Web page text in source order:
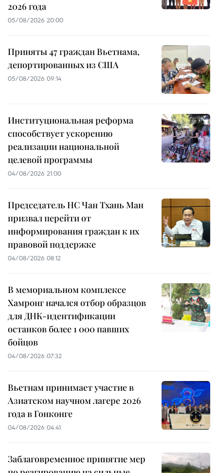
2026 года
05/08/2026 20:00
Приняты 47 граждан Вьетнама,
депортированных из США
05/08/2026 09:14
Институциональная реформа
способствует ускорению
реализации национальной
целевой программы
04/08/2026 21:00
Председатель НС Чан Тхань Ман
призвал перейти от
информирования граждан к их
правовой поддержке
04/08/2026 08:12
В мемориальном комплексе
Хамронг начался отбор образцов
для ДНК-идентификации
останков более 1 000 павших
бойцов
04/08/2026 07:32
Вьетнам принимает участие в
Азиатском научном лагере 2026
года в Гонконге
04/08/2026 04:41
Заблаговременное принятие мер